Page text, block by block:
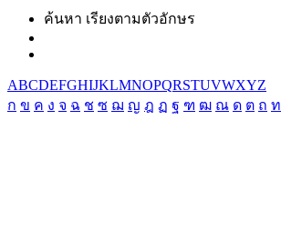
ค้นหา เรียงตามตัวอักษร
ABCDEFGHIJKLMNOPQRSTUVWXYZ
ก ข ค ง จ ฉ ช ซ ฌ ญ ฎ ฏ ฐ ฑ ฒ ณ ด ต ถ ท